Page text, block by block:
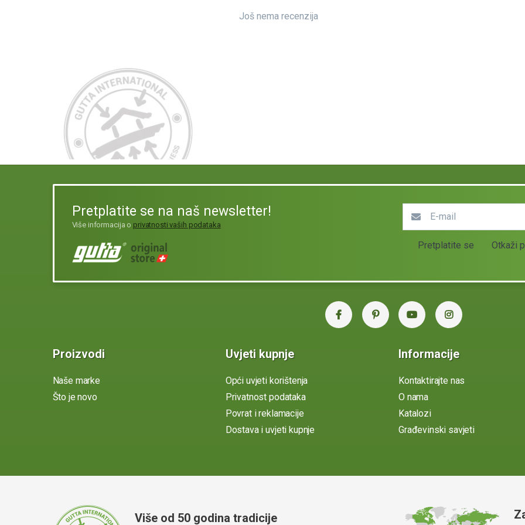
Još nema recenzija
Pretplatite se na naš newsletter!
Više informacija o privatnosti vaših podataka
Pretplatite se Otkaži
Proizvodi
Naše marke
Što je novo
Uvjeti kupnje
Opći uvjeti korištenja
Privatnost podataka
Povrat i reklamacije
Dostava i uvjeti kupnje
Informacije
Kontaktirajte nas
O nama
Katalozi
Građevinski savjeti
Više od 50 godina tradicije